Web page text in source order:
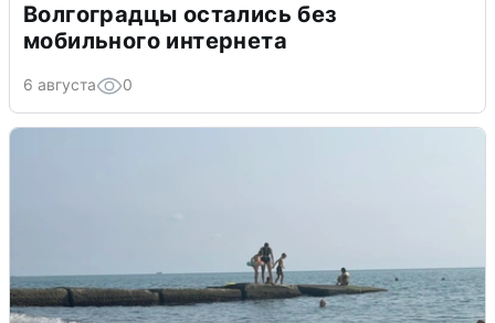
Волгоградцы остались без
мобильного интернета
6 августа 0